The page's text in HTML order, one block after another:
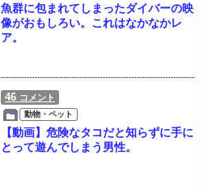
魚群に包まれてしまったダイバーの映
像がおもしろい。これはなかなかレ
ア。
46 コメント
動物・ペット
【動画】危険なタコだと知らずに手に
とって遊んでしまう男性。